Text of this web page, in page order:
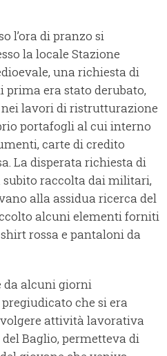
l’ora di pranzo si
la locale Stazione
una richiesta di
era stato derubato,
lavori di ristrutturazione
portafogli al cui interno
carte di credito
La disperata richiesta di
subito raccolta dai militari,
alla assidua ricerca del
alcuni elementi forniti
rossa e pantaloni da
da alcuni giorni
che si era
attività lavorativa
Baglio, permetteva di